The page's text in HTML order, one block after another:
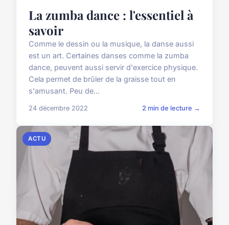
La zumba dance : l'essentiel à
savoir
Comme le dessin ou la musique, la danse aussi
est un art. Certaines danses comme la zumba
dance, peuvent aussi servir d'exercice physique.
Cela permet de brûler de la graisse tout en
s'amusant. Peu de...
24 décembre 2022 2 min de lecture →
ACTU